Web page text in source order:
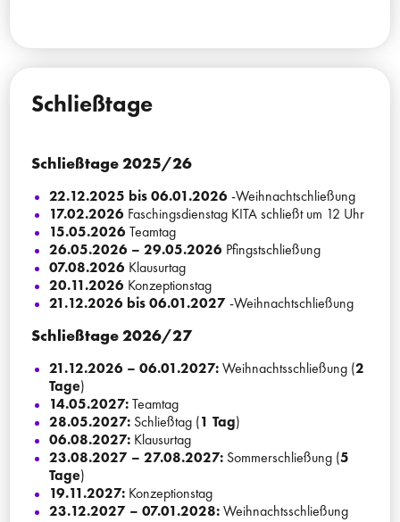
Schließtage
Schließtage 2025/26
22.12.2025 bis 06.01.2026 -Weihnachtschließung
17.02.2026 Faschingsdienstag KITA schließt um 12 Uhr
15.05.2026 Teamtag
26.05.2026 – 29.05.2026 Pfingstschließung
07.08.2026 Klausurtag
20.11.2026 Konzeptionstag
21.12.2026 bis 06.01.2027-Weihnachtschließung
Schließtage 2026/27
21.12.2026 – 06.01.2027:Weihnachtsschließung (2
Tage)
14.05.2027:Teamtag
28.05.2027: Schließtag (1 Tag)
06.08.2027: Klausurtag
23.08.2027 – 27.08.2027: Sommerschließung (5
Tage)
19.11.2027: Konzeptionstag
23.12.2027 – 07.01.2028:Weihnachtsschließung